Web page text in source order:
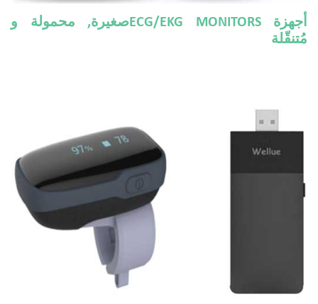
أجهزة ECG/EKG MONITORSصغيرة, محمولة و
مُتنقّلة